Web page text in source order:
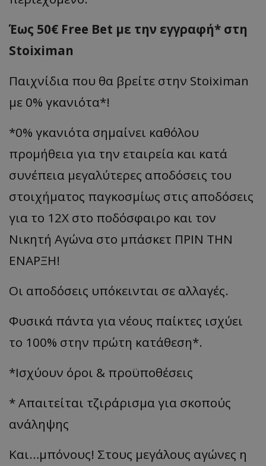
Έως 50€ Free Bet με την εγγραφή* στη
Stoiximan
Παιχνίδια που θα βρείτε στην Stoiximan
με 0% γκανιότα*!
*0% γκανιότα σημαίνει καθόλου
προμήθεια για την εταιρεία και κατά
συνέπεια μεγαλύτερες αποδόσεις του
στοιχήματος παγκοσμίως στις αποδόσεις
για το 12Χ στο ποδόσφαιρο και τον
Νικητή Αγώνα στο μπάσκετ ΠΡΙΝ ΤΗΝ
ΕΝΑΡΞΗ!
Οι αποδόσεις υπόκεινται σε αλλαγές.
Φυσικά πάντα για νέους παίκτες ισχύει
το 100% στην πρώτη κατάθεση*.
*Ισχύουν όροι & προϋποθέσεις
* Απαιτείται τζιράρισμα για σκοπούς
ανάληψης
Και…μπόνους! Στους μεγάλους αγώνες η